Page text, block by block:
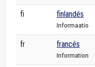
fi finlandés
Informaatio
fr francés
Information